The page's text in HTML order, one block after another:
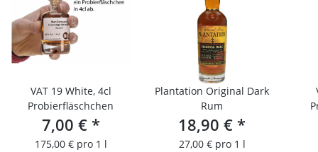
VAT 19 White, 4cl
Probierfläschchen
7,00 € *
175,00 € pro 1 l
Plantation Original Dark
Rum
18,90 € *
27,00 € pro 1 l